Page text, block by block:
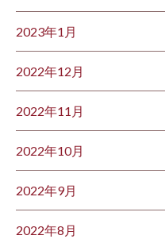
2023年1月
2022年12月
2022年11月
2022年10月
2022年9月
2022年8月